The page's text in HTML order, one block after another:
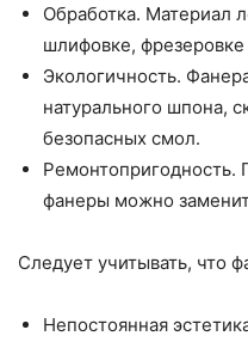
Обработка. Материал
шлифовке,
Экологичность.
натурального шпона,
безопасных смол.
Ремонтопригодность.
фанеры можно
Следует учитывать, что
Непостоянная